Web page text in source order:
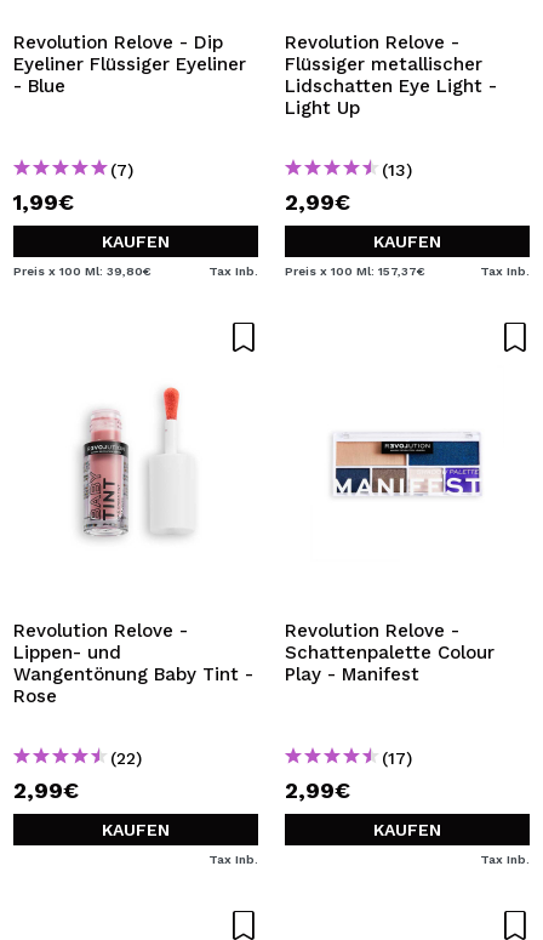
Revolution Relove - Dip
Eyeliner Flüssiger Eyeliner
- Blue
(7)
1,99€
KAUFEN
Preis x 100 Ml: 39,80€ Tax Inb.
Revolution Relove -
Flüssiger metallischer
Lidschatten Eye Light -
Light Up
(13)
2,99€
KAUFEN
Preis x 100 Ml: 157,37€ Tax Inb.
Revolution Relove -
Lippen- und
Wangentönung Baby Tint -
Rose
(22)
2,99€
KAUFEN
Tax Inb.
Revolution Relove -
Schattenpalette Colour
Play - Manifest
(17)
2,99€
KAUFEN
Tax Inb.